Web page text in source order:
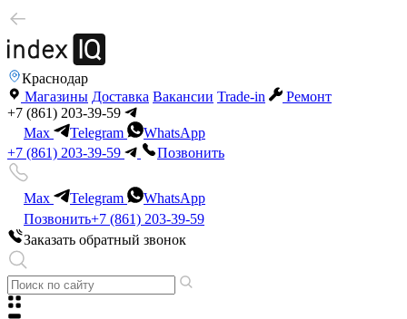
Краснодар
Магазины Доставка Вакансии Trade-in
Ремонт
+7 (861) 203-39-59
Max
Telegram
WhatsApp
+7 (861) 203-39-59
Позвонить
Max Telegram
WhatsApp
Позвонить+7 (861) 203-39-59
Заказать обратный звонок